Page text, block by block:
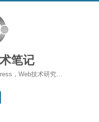
笔记
，Web技术研究…